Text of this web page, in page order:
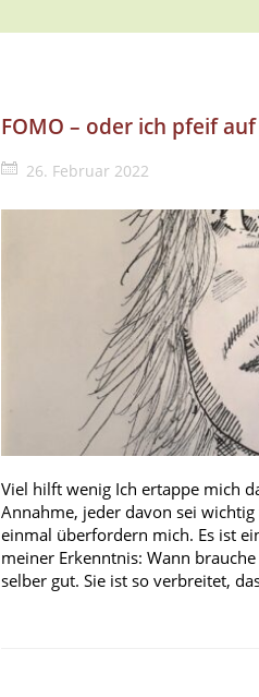
FOMO – oder ich pfeif
26. Februar 2022
Viel hilft wenig Ich ertappe mich
Annahme, jeder davon sei
einmal überfordern mich. Es ist
meiner Erkenntnis: Wann
selber gut. Sie ist so verbreitet,